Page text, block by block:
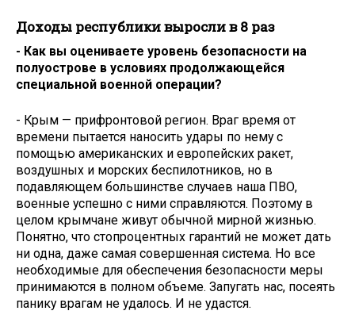
Доходы республики выросли в 8 раз
- Как вы оцениваете уровень безопасности на
полуострове в условиях продолжающейся
специальной военной операции?
- Крым — прифронтовой регион. Враг время от
времени пытается наносить удары по нему с
помощью американских и европейских ракет,
воздушных и морских беспилотников, но в
подавляющем большинстве случаев наша ПВО,
военные успешно с ними справляются. Поэтому в
целом крымчане живут обычной мирной жизнью.
Понятно, что стопроцентных гарантий не может дать
ни одна, даже самая совершенная система. Но все
необходимые для обеспечения безопасности меры
принимаются в полном объеме. Запугать нас, посеять
панику врагам не удалось. И не удастся.